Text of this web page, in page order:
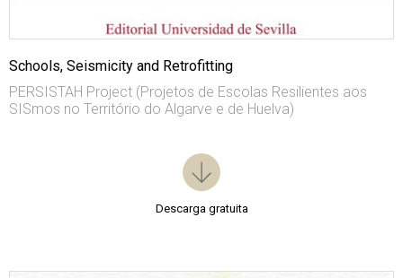
Schools, Seismicity and Retrofitting
PERSISTAH Project (Projetos de Escolas Resilientes aos
SISmos no Território do Algarve e de Huelva)
Descarga gratuita